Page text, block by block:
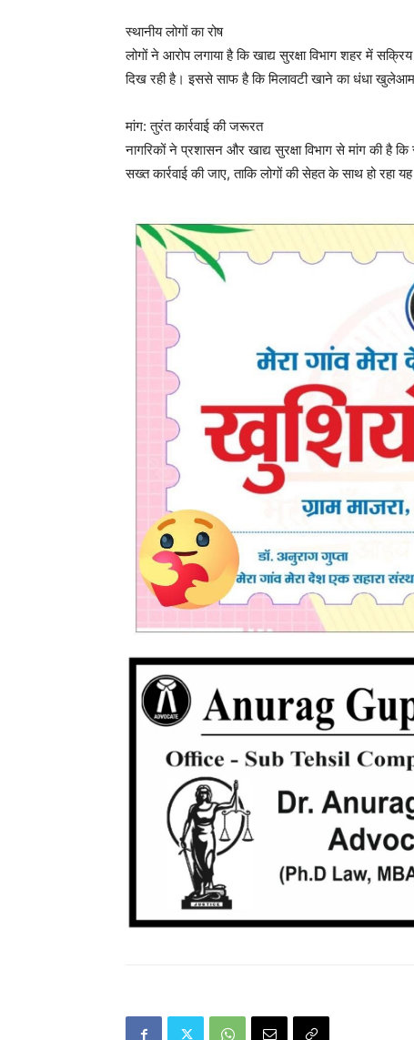
स्थानीय लोगों का रोष
लोगों ने आरोप लगाया है कि खाद्य सुरक्षा विभाग शहर में
दिख रही है। इससे साफ है कि मिलावटी खाने का धंधा
मांग: तुरंत कार्रवाई की जरूरत
नागरिकों ने प्रशासन और खाद्य सुरक्षा विभाग से मांग की है
सख्त कार्रवाई की जाए, ताकि लोगों की सेहत के साथ हो रहा